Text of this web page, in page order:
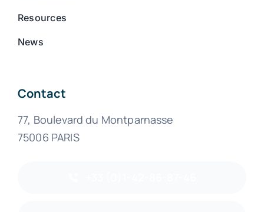
Resources
News
Contact
77, Boulevard du Montparnasse
75006 PARIS